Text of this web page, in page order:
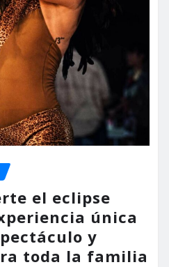
el eclipse
única
y
toda la familia